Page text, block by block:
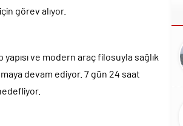
görev alıyor.
ve modern araç filosuyla sağlık
devam ediyor. 7 gün 24 saat